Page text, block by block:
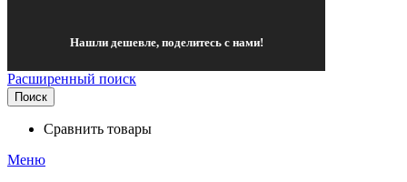
Нашли дешевле, поделитесь с нами!
Расширенный поиск
Поиск
Сравнить товары
Меню